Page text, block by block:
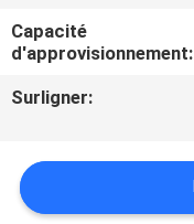
CONTACTEZ-
NOUS
UNE
CITATION
Capacité
d'approvisionnement:
Surligner: